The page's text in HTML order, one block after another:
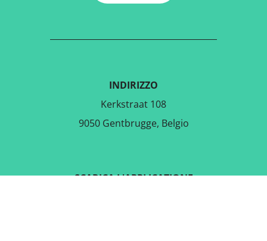
INDIRIZZO
Kerkstraat 108
9050 Gentbrugge, Belgio
SCARICA L'APPLICAZIONE